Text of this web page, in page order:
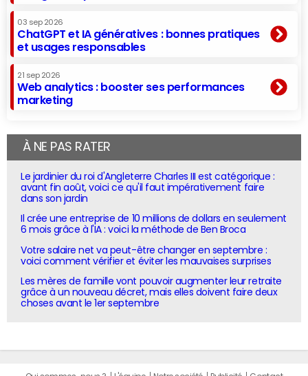
03 sep 2026
ChatGPT et IA génératives : bonnes pratiques
et usages responsables
21 sep 2026
Web analytics : booster ses performances
marketing
À NE PAS RATER
Le jardinier du roi d'Angleterre Charles III est catégorique :
avant fin août, voici ce qu'il faut impérativement faire
dans son jardin
Il crée une entreprise de 10 millions de dollars en seulement
6 mois grâce à l'IA : voici la méthode de Ben Broca
Votre salaire net va peut-être changer en septembre :
voici comment vérifier et éviter les mauvaises surprises
Les mères de famille vont pouvoir augmenter leur retraite
grâce à un nouveau décret, mais elles doivent faire deux
choses avant le 1er septembre